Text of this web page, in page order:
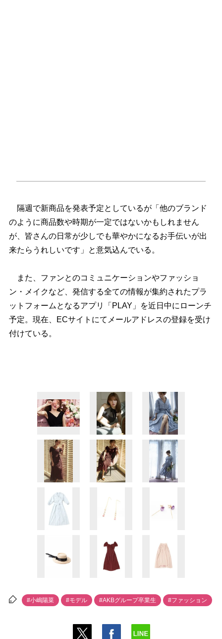
隔週で新商品を発表予定としているが「他のブランド
のように商品数や時期が一定ではないかもしれません
が、皆さんの日常が少しでも華やかになるお手伝いが出
来たらうれしいです」と意気込んでいる。
また、ファンとのコミュニケーションやファッショ
ン・メイクなど、発信する全ての情報が集約されたプラ
ットフォームとなるアプリ「PLAY」を近日中にローンチ
予定。現在、ECサイトにてメールアドレスの登録を受け
付けている。
#小嶋陽菜 #モデル #AKBグループ卒業生 #ファッション